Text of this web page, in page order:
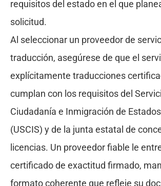
requisitos del estado en el que
solicitud.
Al seleccionar un proveedor de
traducción, asegúrese de que el
explícitamente traducciones
cumplan con los requisitos del
Ciudadanía e Inmigración de
(USCIS) y de la junta estatal de
licencias. Un proveedor fiable le
certificado de exactitud firmado,
formato coherente que refleje su